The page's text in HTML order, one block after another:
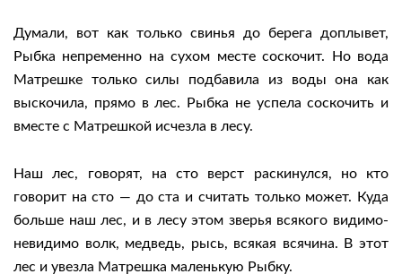
Думали, вот как только свинья до берега доплывет,
Рыбка непременно на сухом месте соскочит. Но вода
Матрешке только силы подбавила из воды она как
выскочила, прямо в лес. Рыбка не успела соскочить и
вместе с Матрешкой исчезла в лесу.
Наш лес, говорят, на сто верст раскинулся, но кто
говорит на сто — до ста и считать только может. Куда
больше наш лес, и в лесу этом зверья всякого видимо-
невидимо волк, медведь, рысь, всякая всячина. В этот
лес и увезла Матрешка маленькую Рыбку.